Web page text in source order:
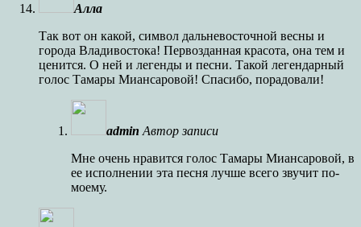
Алла
Так вот он какой, символ дальневосточной весны и
города Владивостока! Первозданная красота, она тем и
ценится. О ней и легенды и песни. Такой легендарный
голос Тамары Миансаровой! Спасибо, порадовали!
admin Автор записи
Мне очень нравится голос Тамары Миансаровой, в
ее исполнении эта песня лучше всего звучит по-
моему.